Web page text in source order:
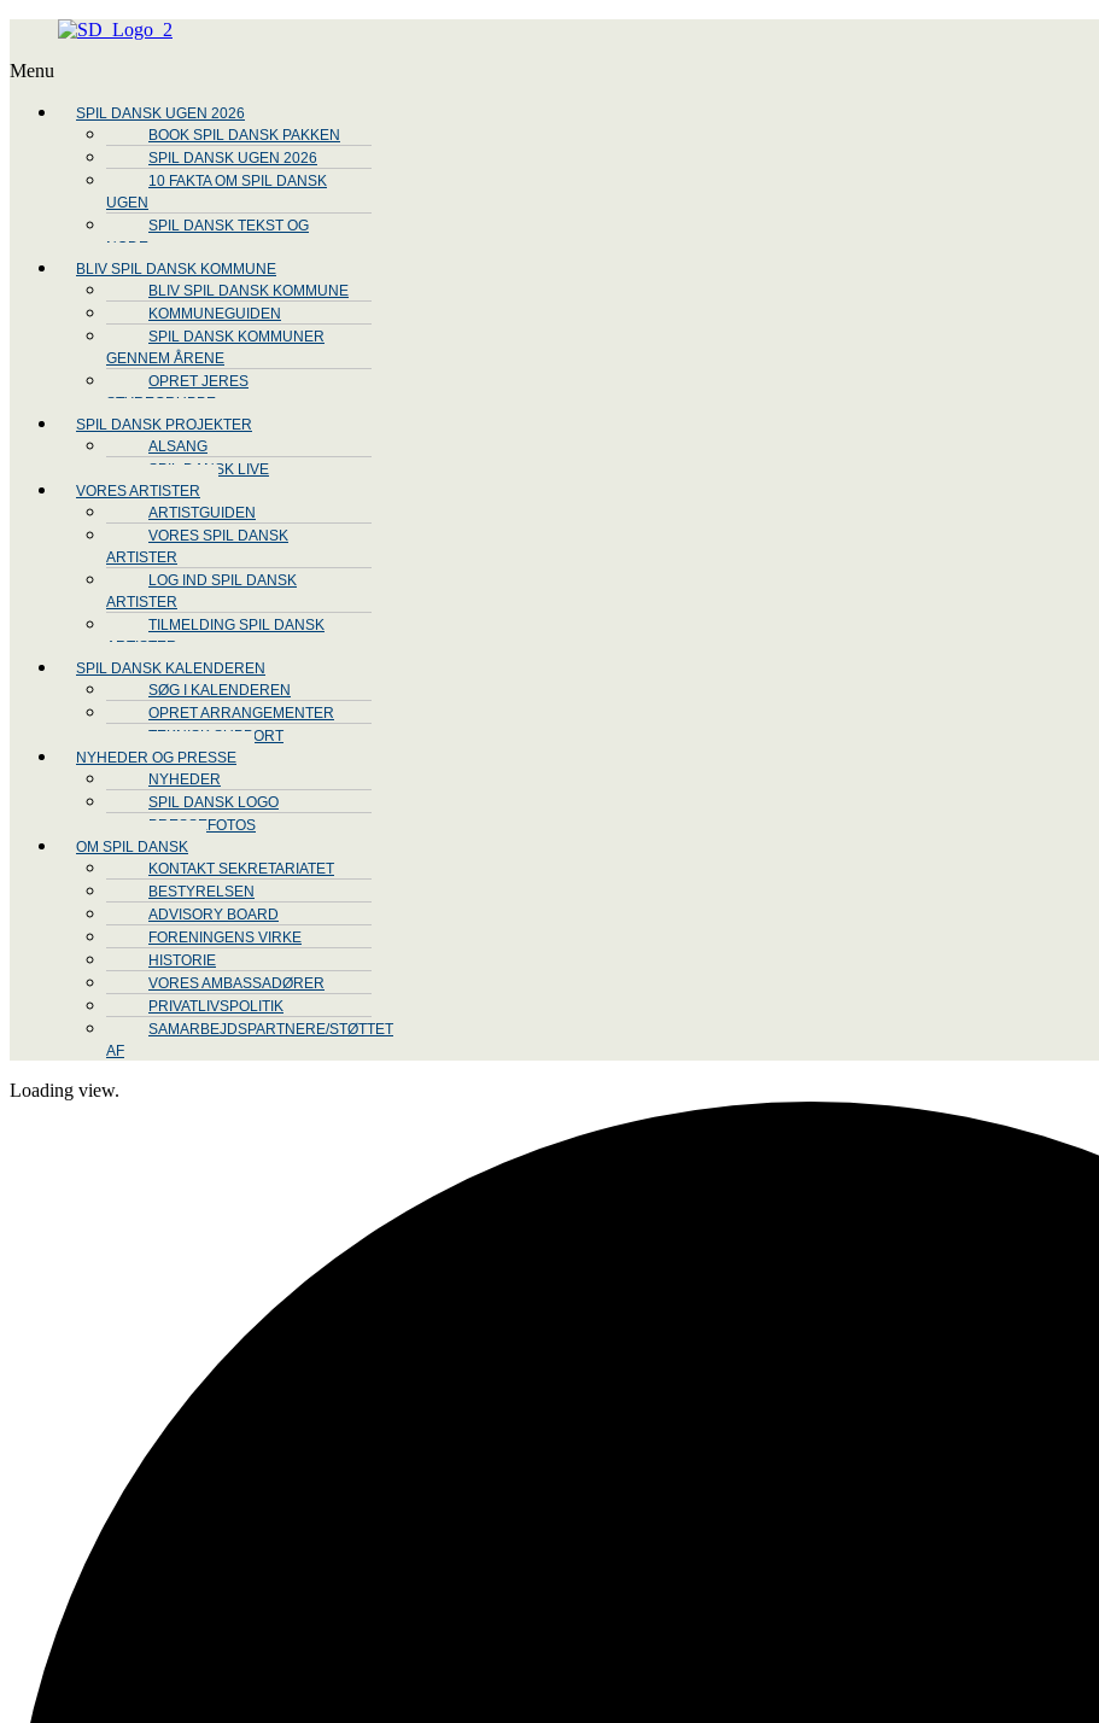
Menu
SPIL DANSK UGEN 2026
BOOK SPIL DANSK PAKKEN
SPIL DANSK UGEN 2026
10 FAKTA OM SPIL DANSK
UGEN
SPIL DANSK TEKST OG
NODE
BLIV SPIL DANSK KOMMUNE
BLIV SPIL DANSK KOMMUNE
KOMMUNEGUIDEN
SPIL DANSK KOMMUNER
GENNEM ÅRENE
OPRET JERES
STYREGRUPPE
SPIL DANSK PROJEKTER
ALSANG
SPIL DANSK LIVE
VORES ARTISTER
ARTISTGUIDEN
VORES SPIL DANSK
ARTISTER
LOG IND SPIL DANSK
ARTISTER
TILMELDING SPIL DANSK
ARTISTER
SPIL DANSK KALENDEREN
SØG I KALENDEREN
OPRET ARRANGEMENTER
TEKNISK SUPPORT
NYHEDER OG PRESSE
NYHEDER
SPIL DANSK LOGO
PRESSEFOTOS
OM SPIL DANSK
KONTAKT SEKRETARIATET
BESTYRELSEN
ADVISORY BOARD
FORENINGENS VIRKE
HISTORIE
VORES AMBASSADØRER
PRIVATLIVSPOLITIK
SAMARBEJDSPARTNERE/STØTTET
AF
Loading view.